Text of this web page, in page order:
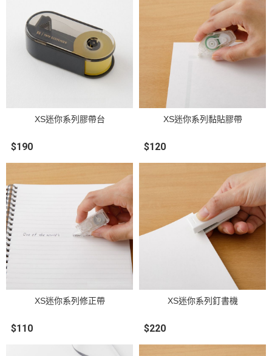
XS迷你系列膠帶台
$190
XS迷你系列黏貼膠帶
$120
XS迷你系列修正帶
$110
XS迷你系列釘書機
$220